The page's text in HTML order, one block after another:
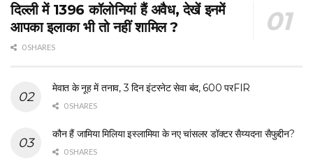
दिल्ली में 1396 कॉलोनियां हैं अवैध, देखें इनमें
आपका इलाका भी तो नहीं शामिल ?
0 SHARES
मेवात के नूह में तनाव, 3 दिन इंटरनेट सेवा बंद, 600 परFIR
0 SHARES
कौन हैं जामिया मिलिया इस्लामिया के नए चांसलर डॉक्टर सैय्यदना सैफुद्दीन?
0 SHARES